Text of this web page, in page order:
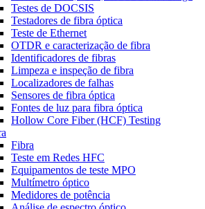
Testes de DOCSIS
Testadores de fibra óptica
Teste de Ethernet
OTDR e caracterização de fibra
Identificadores de fibras
Limpeza e inspeção de fibra
Localizadores de falhas
Sensores de fibra óptica
Fontes de luz para fibra óptica
Hollow Core Fiber (HCF) Testing
Fibra
Teste em Redes HFC
Equipamentos de teste MPO
Multímetro óptico
Medidores de potência